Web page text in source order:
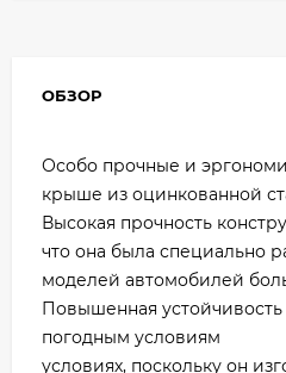
ОБЗОР
Особо прочные и
крыше из оцинкованной
Высокая прочность
что она была специально
моделей автомобилей
Повышенная
погодным условиям
условиях, поскольку он